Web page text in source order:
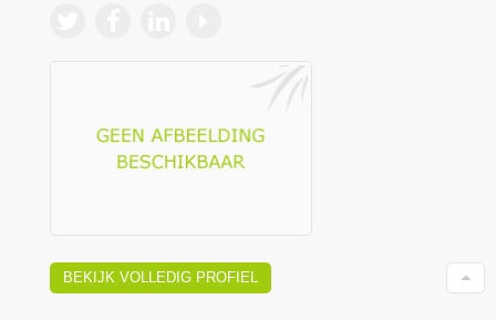
BEKIJK VOLLEDIG PROFIEL